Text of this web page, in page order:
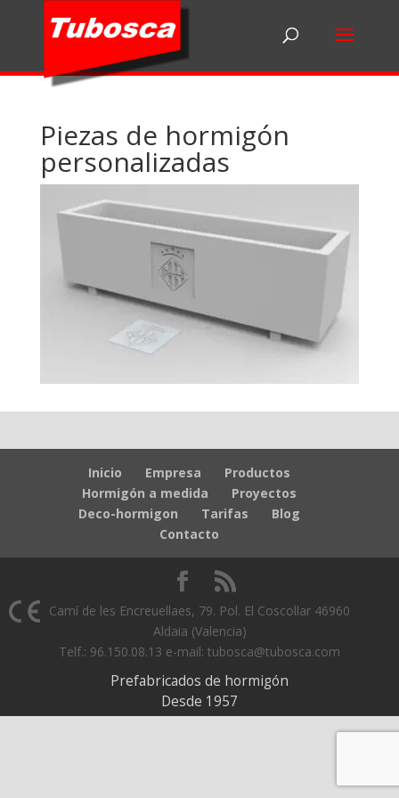
Piezas de hormigón
personalizadas
Inicio Empresa
Productos
Hormigón a medida
Proyectos
Deco-hormigon
Tarifas
Blog
Contacto
Camí de les Encreuellaes, 79. Pol. El Coscollar 46960
Aldaia (Valencia)
Telf.: 96.150.08.13 e-mail: tubosca@tubosca.com
Prefabricados de hormigón
Desde 1957